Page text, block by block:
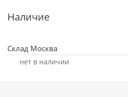
Наличие
Склад Москва
Нет в наличии